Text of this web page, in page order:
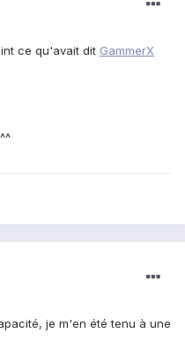
ce qu'avait dit GammerX
je m'en été tenu à une